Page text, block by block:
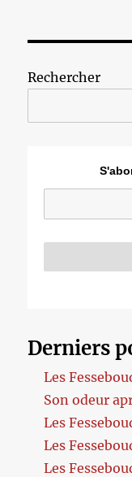
Rechercher
Derniers
Les
Son odeur
Les
Les
Les